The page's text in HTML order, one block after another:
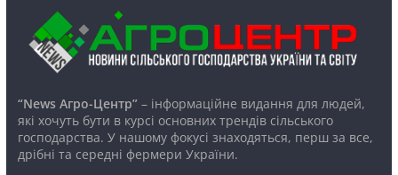
“News Агро-Центр”– інформаційне видання для людей,
які хочуть бути в курсі основних трендів сільського
господарства. У нашому фокусі знаходяться, перш за все,
дрібні та середні фермери України.